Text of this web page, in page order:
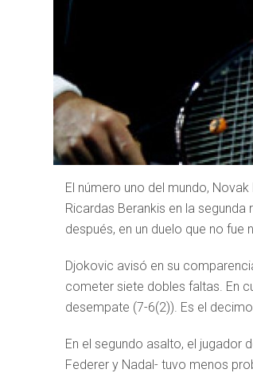
El número uno del mundo,
Ricardas Berankis en la
después, en un duelo que no
Djokovic avisó en su
cometer siete dobles faltas. En
desempate (7-6(2)). Es el
En el segundo asalto, el jugador
Federer y Nadal- tuvo menos